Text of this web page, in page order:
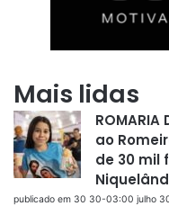
Mais lidas
ROMARIA
ao
de 30 mil
publicado em 30 30-03:00 julho